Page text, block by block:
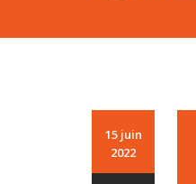
15 juin
2022